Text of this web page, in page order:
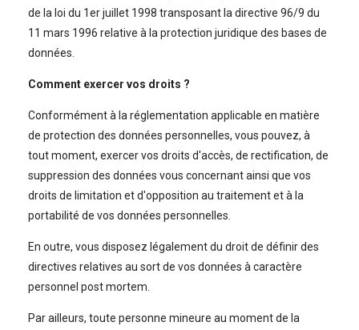
de la loi du 1er juillet 1998 transposant la directive 96/9 du
11 mars 1996 relative à la protection juridique des bases de
données.
Comment exercer vos droits ?
Conformément à la réglementation applicable en matière
de protection des données personnelles, vous pouvez, à
tout moment, exercer vos droits d'accès, de rectification, de
suppression des données vous concernant ainsi que vos
droits de limitation et d'opposition au traitement et à la
portabilité de vos données personnelles.
En outre, vous disposez légalement du droit de définir des
directives relatives au sort de vos données à caractère
personnel post mortem.
Par ailleurs, toute personne mineure au moment de la